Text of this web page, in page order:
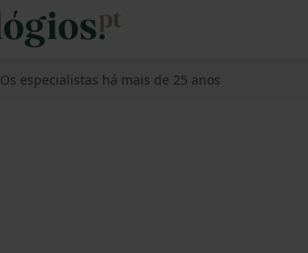
Os especialistas há mais de 25 anos